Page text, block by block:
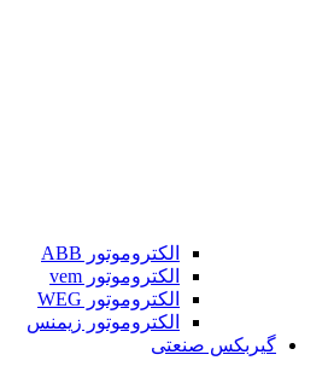
الکتروموتور ABB
الکتروموتور vem
الکتروموتور WEG
الکتروموتور زیمنس
گیربکس صنعتی